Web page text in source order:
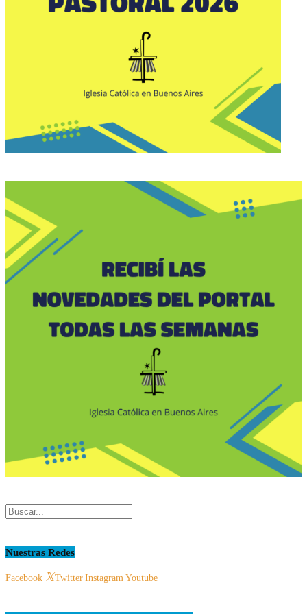
Nuestras Redes
Facebook Twitter Instagram Youtube